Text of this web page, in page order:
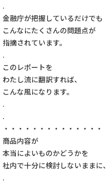
.
金融庁が把握しているだけでも
こんなにたくさんの問題点が
指摘されています。
.
このレポートを
わたし流に翻訳すれば、
こんな風になります。
.
.
・・・・・・・・・・・・・・
商品内容が
本当によいものかどうかを
社内で十分に検討しないままに、
.